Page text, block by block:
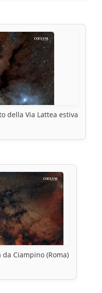
della Via Lattea estiva
Ciampino (Roma)